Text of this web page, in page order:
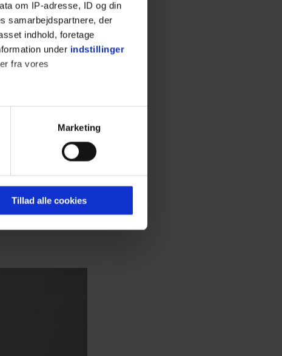
om IP-adresse, ID og din
samarbejdspartnere, der
indhold, foretage
under indstillinger
fra vores
journalistisk indhold til dig.
i forbindelse med
i både
Marketing
Tillad alle cookies